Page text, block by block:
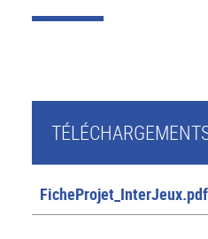
FicheProjet_InterJeux.pdf